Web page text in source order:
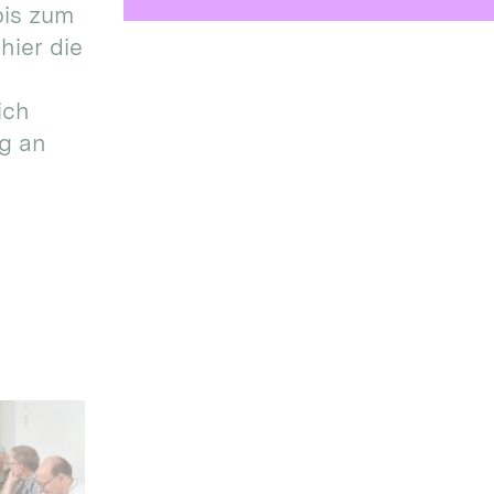
zum
die
an